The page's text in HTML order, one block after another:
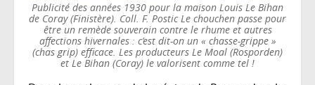
Publicité des années 1930 pour la maison Louis Le Bihan
de Coray (Finistère). Coll. F. Postic Le chouchen passe pour
être un remède souverain contre le rhume et autres
affections hivernales : c’est dit-on un « chasse-grippe »
(chas grip) efficace. Les producteurs Le Moal (Rosporden)
et Le Bihan (Coray) le valorisent comme tel !